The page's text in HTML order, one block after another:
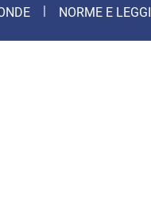
NORME E LEGGI